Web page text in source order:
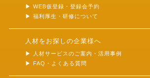
WEB仮登録・登録会予約
福利厚生・研修について
人材をお探しの企業様へ
人材サービスのご案内・活用事例
FAQ・よくある質問